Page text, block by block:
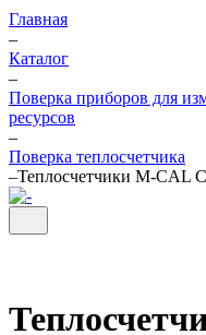
Главная
–
Каталог
–
Поверка приборов для
ресурсов
–
Поверка теплосчетчика
–Теплосчетчики M-CAL